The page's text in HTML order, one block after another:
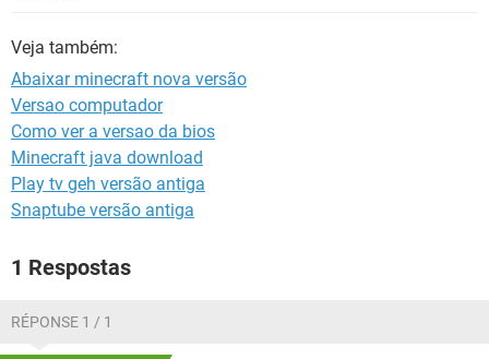
Veja também:
Abaixar minecraft nova versão
Versao computador
Como ver a versao da bios
Minecraft java download
Play tv geh versão antiga
Snaptube versão antiga
1 Respostas
RÉPONSE 1 / 1